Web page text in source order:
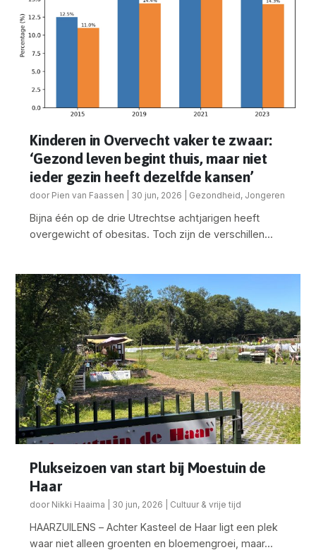
Kinderen in Overvecht vaker te zwaar:
‘Gezond leven begint thuis, maar niet
ieder gezin heeft dezelfde kansen’
door Pien van Faassen 30 jun, 2026 Gezondheid, Jongeren
Bijna één op de drie Utrechtse achtjarigen heeft
overgewicht of obesitas. Toch zijn de verschillen...
Plukseizoen van start bij Moestuin de
Haar
door Nikki Haaima 30 jun, 2026 Cultuur & vrije tijd
HAARZUILENS – Achter Kasteel de Haar ligt een plek
waar niet alleen groenten en bloemengroei, maar...